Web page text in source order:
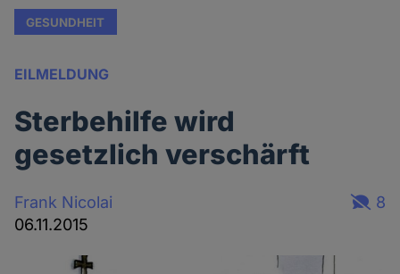
GESUNDHEIT
EILMELDUNG
Sterbehilfe wird
gesetzlich verschärft
Frank Nicolai
06.11.2015
8